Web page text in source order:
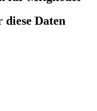
Daten